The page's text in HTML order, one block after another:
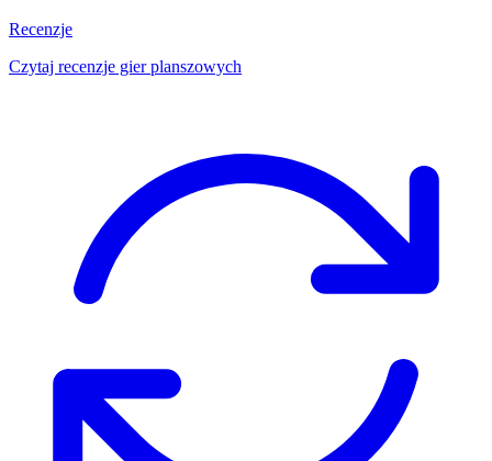
Recenzje
Czytaj recenzje gier planszowych